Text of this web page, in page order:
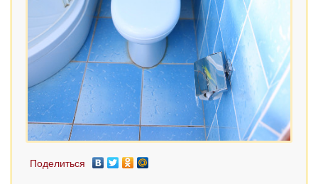
Поделиться